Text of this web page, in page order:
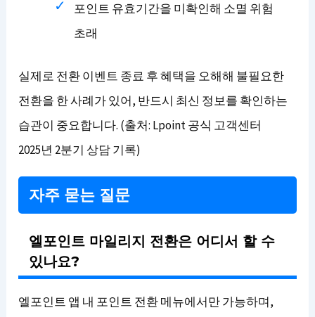
포인트 유효기간을 미확인해 소멸 위험
초래
실제로 전환 이벤트 종료 후 혜택을 오해해 불필요한
전환을 한 사례가 있어, 반드시 최신 정보를 확인하는
습관이 중요합니다. (출처: Lpoint 공식 고객센터
2025년 2분기 상담 기록)
자주 묻는 질문
엘포인트 마일리지 전환은 어디서 할 수
있나요?
엘포인트 앱 내 포인트 전환 메뉴에서만 가능하며,